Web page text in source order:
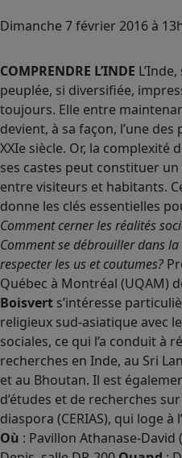
Dimanche 7 février 2016 à
COMPRENDRE L’INDE
peuplée, si diversifiée,
toujours. Elle entre
devient, à sa façon, l’une
XXIe siècle. Or, la complexité
ses castes peut constituer
entre visiteurs et habitants.
donne les clés essentielles
Comment cerner les réalités
Comment se débrouiller dans
respecter les us et coutumes?
Québec à Montréal (UQAM)
Boisvert s’intéresse
religieux sud-asiatique avec
sociales, ce qui l’a conduit à
recherches en Inde, au Sri
et au Bhoutan. Il est
d’études et de recherches sur
diaspora (CERIAS), qui loge à
Où : Pavillon Athanase-David